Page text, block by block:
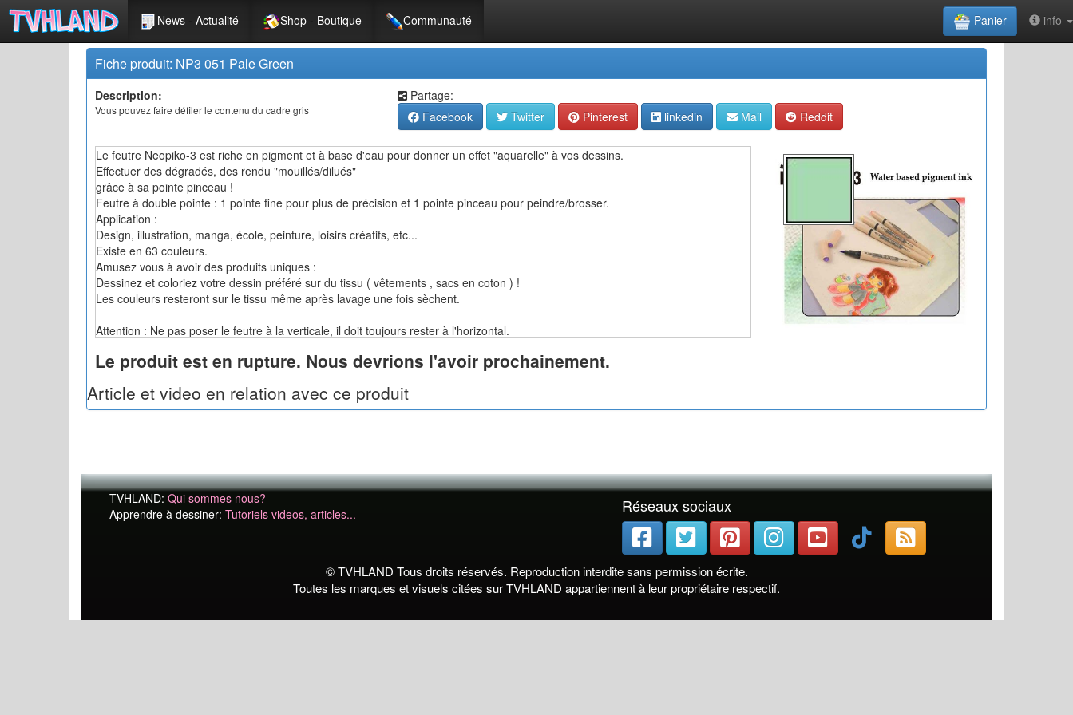
News - Actualité Shop - Boutique Communauté Panier info
Fiche produit: NP3 051 Pale Green
Description:
Vous pouvez faire défiler le contenu du cadre gris
Partage:
Facebook
Twitter Pinterest linkedin Mail Reddit
Le feutre Neopiko-3 est riche en pigment et à base d'eau pour donner un effet "aquarelle" à vos dessins.
Effectuer des dégradés, des rendu "mouillés/dilués"
grâce à sa pointe pinceau !
Feutre à double pointe : 1 pointe fine pour plus de précision et 1 pointe pinceau pour peindre/brosser.
Application :
Design, illustration, manga, école, peinture, loisirs créatifs, etc...
Existe en 63 couleurs.
Amusez vous à avoir des produits uniques :
Dessinez et coloriez votre dessin préféré sur du tissu ( vêtements , sacs en coton ) !
Les couleurs resteront sur le tissu même après lavage une fois sèchent.
Attention : Ne pas poser le feutre à la verticale, il doit toujours rester à l'horizontal.
Le produit est en rupture. Nous devrions l'avoir prochainement.
Article et video en relation avec ce produit
TVHLAND: Qui sommes nous?
Apprendre à dessiner: Tutoriels videos, articles... Réseaux sociaux
© TVHLAND Tous droits réservés. Reproduction interdite sans permission écrite.
Toutes les marques et visuels citées sur TVHLAND appartiennent à leur propriétaire respectif.